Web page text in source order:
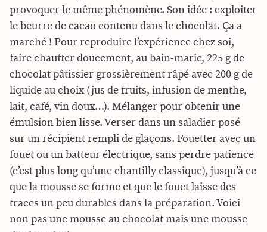
provoquer le même phénomène. Son idée : exploiter
le beurre de cacao contenu dans le chocolat. Ça a
marché ! Pour reproduire l’expérience chez soi,
faire chauffer doucement, au bain-marie, 225 g de
chocolat pâtissier grossièrement râpé avec 200 g de
liquide au choix (jus de fruits, infusion de menthe,
lait, café, vin doux…). Mélanger pour obtenir une
émulsion bien lisse. Verser dans un saladier posé
sur un récipient rempli de glaçons. Fouetter avec un
fouet ou un batteur électrique, sans perdre patience
(c’est plus long qu’une chantilly classique), jusqu’à ce
que la mousse se forme et que le fouet laisse des
traces un peu durables dans la préparation. Voici
non pas une mousse au chocolat mais une mousse